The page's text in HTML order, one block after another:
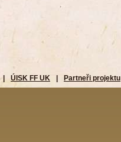
| ÚISK FF UK Partneři projektu